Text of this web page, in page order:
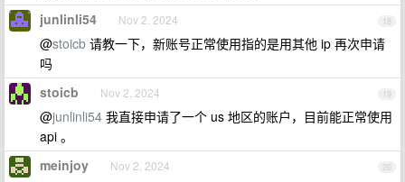
18
junlinli54 Nov 2, 2024
@stoicb 请教一下，新账号正常使用指的是用其他 ip 再次申请
吗
19
stoicb Nov 2, 2024
@junlinli54 我直接申请了一个 us 地区的账户，目前能正常使用
api 。
20
meinjoy Nov 2, 2024